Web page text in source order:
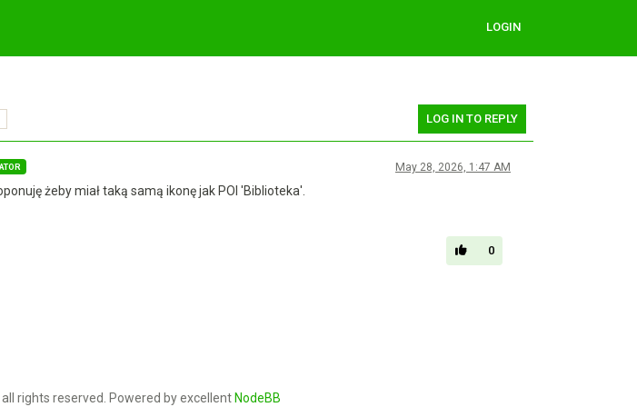
LOGIN
LOG IN TO REPLY
May 28, 2026, 1:47 AM
żeby miał taką samą ikonę jak POI 'Biblioteka'.
0
rights reserved. Powered by excellent NodeBB